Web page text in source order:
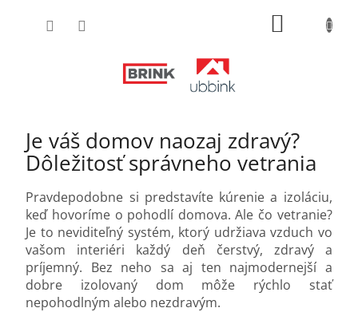
Je váš domov naozaj zdravý?
Dôležitosť správneho vetrania
Pravdepodobne si predstavíte kúrenie a izoláciu,
keď hovoríme o pohodlí domova. Ale čo vetranie?
Je to neviditeľný systém, ktorý udržiava vzduch vo
vašom interiéri každý deň čerstvý, zdravý a
príjemný. Bez neho sa aj ten najmodernejší a
dobre izolovaný dom môže rýchlo stať
nepohodlným alebo nezdravým.